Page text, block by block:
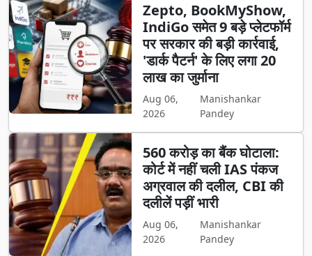
Zepto, BookMyShow,
IndiGo समेत 9 बड़े प्लेटफॉर्म
पर सरकार की बड़ी कार्रवाई,
'डार्क पैटर्न' के लिए लगा 20
लाख का जुर्माना
Aug 06,
2026
Manishankar
Pandey
560 करोड़ का बैंक घोटाला:
कोर्ट में नहीं चली IAS पंकज
अग्रवाल की दलील, CBI की
दलीलें पड़ीं भारी
Aug 06,
2026
Manishankar
Pandey